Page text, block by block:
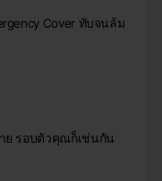
Cover ทับจนล้ม
ย รอบตัวคุณก็เช่นกัน